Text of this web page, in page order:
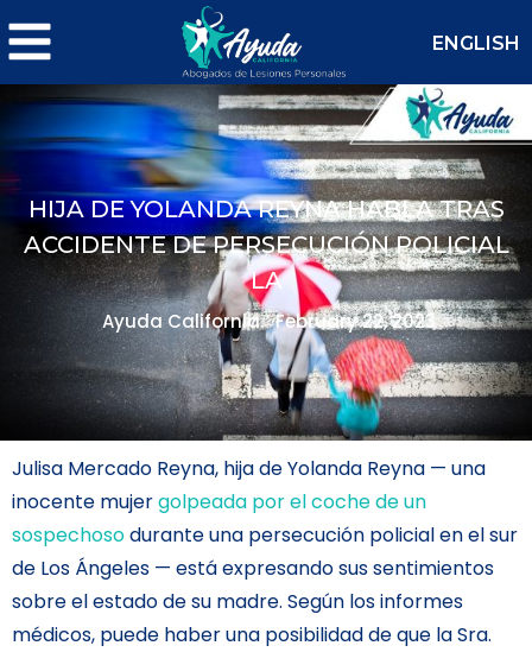
ENGLISH
HIJA DE YOLANDA REYNA HABLA TRAS
ACCIDENTE DE PERSECUCIÓN POLICIAL
LA
Ayuda California. February 22, 2023
Julisa Mercado Reyna, hija de Yolanda Reyna — una
inocente mujergolpeada por el coche de un
sospechosodurante una persecución policial en el sur
de Los Ángeles — está expresando sus sentimientos
sobre el estado de su madre. Según los informes
médicos, puede haber una posibilidad de que la Sra.